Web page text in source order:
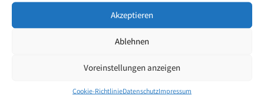
Akzeptieren
Ablehnen
Voreinstellungen anzeigen
Cookie-RichtlinieDatenschutzImpressum
Bewerbung fürMaterials Manager
(m/w/d) ad interim